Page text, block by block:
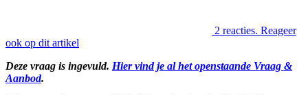
2 reacties. Reageer
ook op dit artikel
Deze vraag is ingevuld. Hier vind je al het openstaande Vraag &
Aanbod.